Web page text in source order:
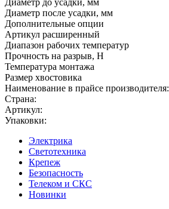
Диаметр до усадки, мм
Диаметр после усадки, мм
Дополнительные опции
Артикул расширенный
Диапазон рабочих температур
Прочность на разрыв, Н
Температура монтажа
Размер хвостовика
Наименование в прайсе производителя:
Страна:
Артикул:
Упаковки:
Электрика
Светотехника
Крепеж
Безопасность
Телеком и СКС
Новинки